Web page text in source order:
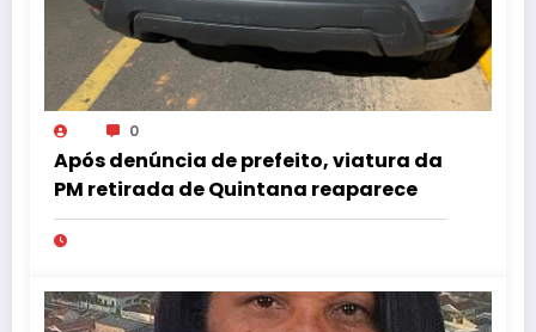
0
Após denúncia de prefeito, viatura da
PM retirada de Quintana reaparece